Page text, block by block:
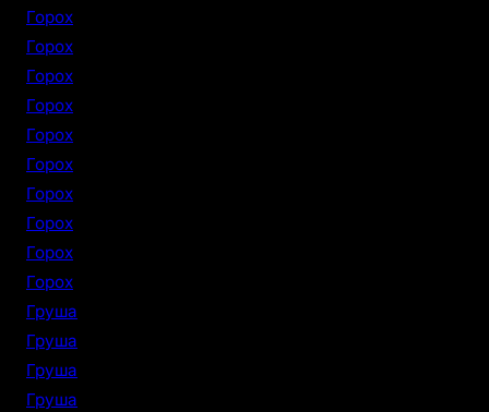
Горох
Горох
Горох
Горох
Горох
Горох
Горох
Горох
Горох
Горох
Груша
Груша
Груша
Груша